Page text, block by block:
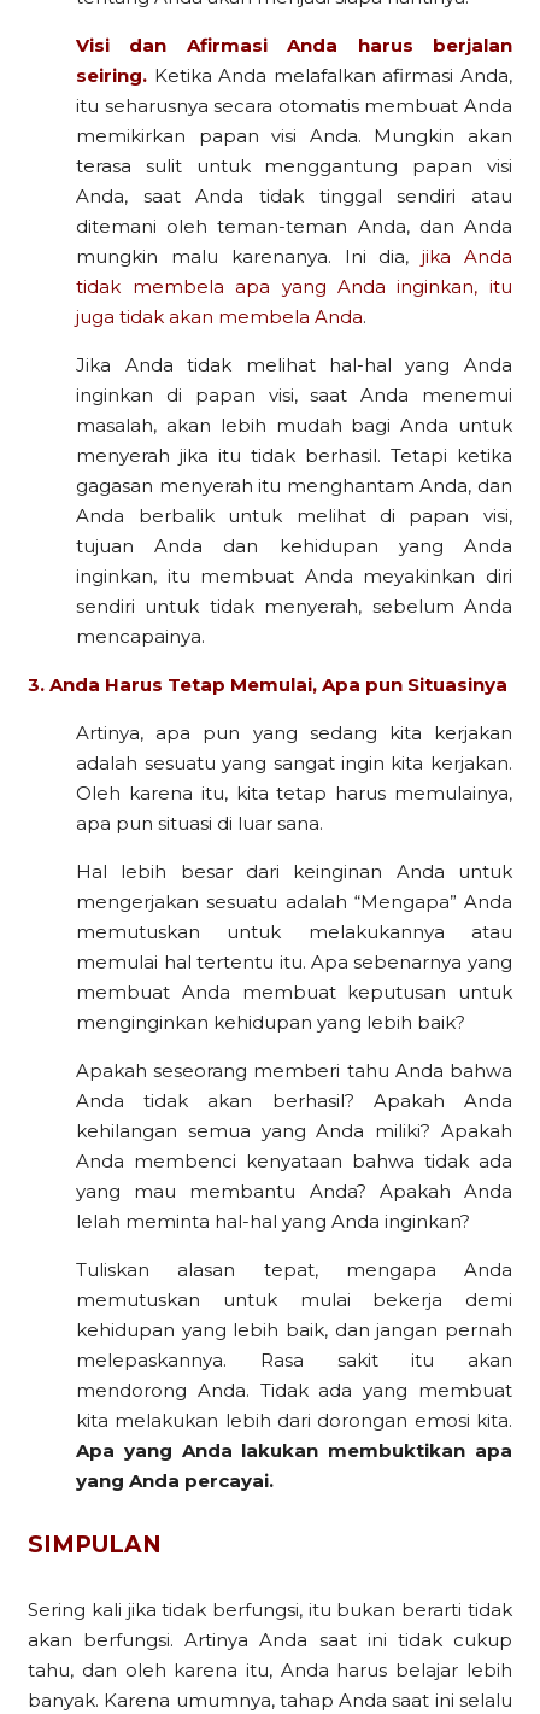
Visi dan Afirmasi Anda harus berjalan
seiring. Ketika Anda melafalkan afirmasi Anda,
itu seharusnya secara otomatis membuat Anda
memikirkan papan visi Anda. Mungkin akan
terasa sulit untuk menggantung papan visi
Anda, saat Anda tidak tinggal sendiri atau
ditemani oleh teman-teman Anda, dan Anda
mungkin malu karenanya. Ini dia,jika Anda
tidak membela apa yang Anda inginkan, itu
juga tidak akan membela Anda.
Jika Anda tidak melihat hal-hal yang Anda
inginkan di papan visi, saat Anda menemui
masalah, akan lebih mudah bagi Anda untuk
menyerah jika itu tidak berhasil. Tetapi ketika
gagasan menyerah itu menghantam Anda, dan
Anda berbalik untuk melihat di papan visi,
tujuan Anda dan kehidupan yang Anda
inginkan, itu membuat Anda meyakinkan diri
sendiri untuk tidak menyerah, sebelum Anda
mencapainya.
3. Anda Harus Tetap Memulai, Apa pun Situasinya
Artinya, apa pun yang sedang kita kerjakan
adalah sesuatu yang sangat ingin kita kerjakan.
Oleh karena itu, kita tetap harus memulainya,
apa pun situasi di luar sana.
Hal lebih besar dari keinginan Anda untuk
mengerjakan sesuatu adalah “Mengapa” Anda
memutuskan untuk melakukannya atau
memulai hal tertentu itu. Apa sebenarnya yang
membuat Anda membuat keputusan untuk
menginginkan kehidupan yang lebih baik?
Apakah seseorang memberi tahu Anda bahwa
Anda tidak akan berhasil? Apakah Anda
kehilangan semua yang Anda miliki? Apakah
Anda membenci kenyataan bahwa tidak ada
yang mau membantu Anda? Apakah Anda
lelah meminta hal-hal yang Anda inginkan?
Tuliskan alasan tepat, mengapa Anda
memutuskan untuk mulai bekerja demi
kehidupan yang lebih baik, dan jangan pernah
melepaskannya. Rasa sakit itu akan
mendorong Anda. Tidak ada yang membuat
kita melakukan lebih dari dorongan emosi kita.
Apa yang Anda lakukan membuktikan apa
yang Anda percayai.
SIMPULAN
Sering kali jika tidak berfungsi, itu bukan berarti tidak
akan berfungsi. Artinya Anda saat ini tidak cukup
tahu, dan oleh karena itu, Anda harus belajar lebih
banyak. Karena umumnya, tahap Anda saat ini selalu